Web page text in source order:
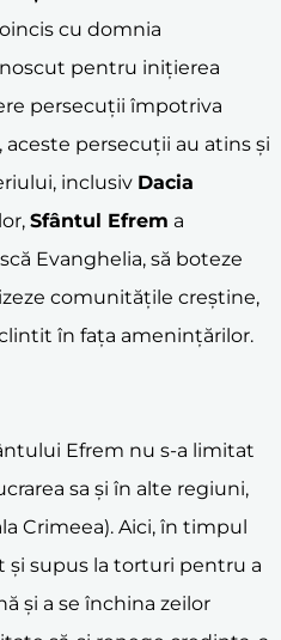
cu domnia
pentru inițierea
persecuții împotriva
persecuții au atins și
inclusiv Dacia
Sfântul Efrem a
Evanghelia, să boteze
comunitățile creștine,
în fața amenințărilor.
Efrem nu s-a limitat
sa și în alte regiuni,
Crimeea). Aici, în timpul
și supus la torturi pentru a
și a se închina zeilor